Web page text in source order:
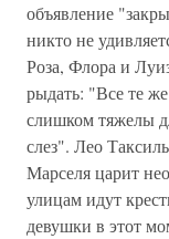
объявление
никто не
Роза, Флора и
рыдать: "Все те
слишком тяжелы
слез". Лео
Марселя царит
улицам идут
девушки в этот